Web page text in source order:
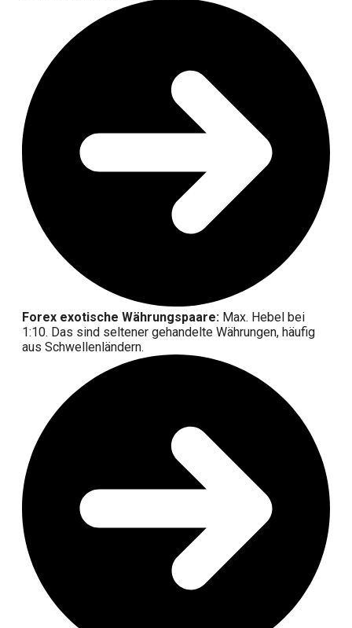
Forex exotische Währungspaare: Max. Hebel bei
1:10. Das sind seltener gehandelte Währungen, häufig
aus Schwellenländern.